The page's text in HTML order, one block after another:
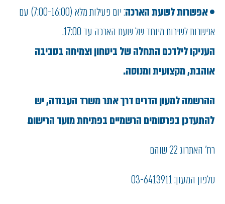
•אפשרות לשעת הארכה
: יום פעילות מלא (7:00-16:00) עם
אפשרות לשירות מיוחד של שעת הארכה עד 17:00.
העניקו לילדכם התחלה של ביטחון וצמיחה בסביבה
אוהבת, מקצועית ומנוסה.
ההרשמה למעון הדרים דרך אתר משרד העבודה, יש
להתעדכן בפרסומים הרשמיים בפתיחת מועד הרישום.
רח' האתרוג 22 שוהם
טלפון המעון: 03-6413911